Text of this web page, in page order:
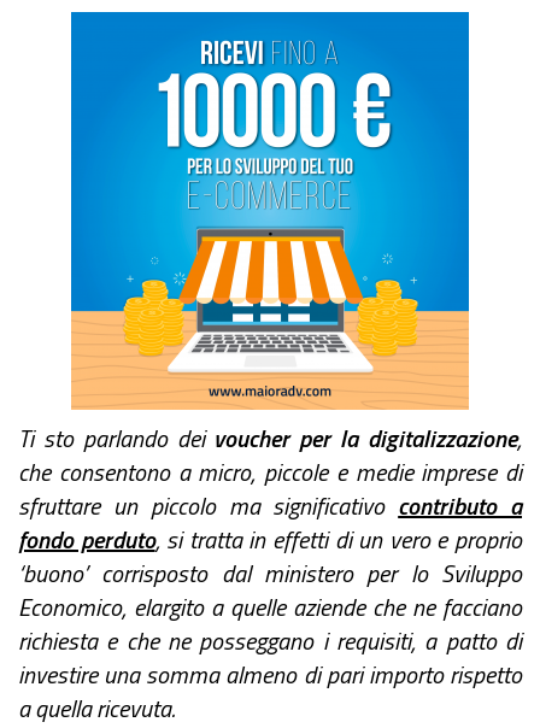
Ti sto parlando dei voucher per la digitalizzazione,
che consentono a micro, piccole e medie imprese di
sfruttare un piccolo ma significativo contributo a
fondo perduto, si tratta in effetti di un vero e proprio
‘buono’ corrisposto dal ministero per lo Sviluppo
Economico, elargito a quelle aziende che ne facciano
richiesta e che ne posseggano i requisiti, a patto di
investire una somma almeno di pari importo rispetto
a quella ricevuta.